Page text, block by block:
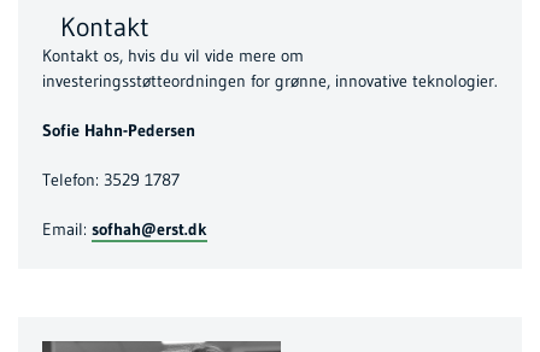
Kontakt
Kontakt os, hvis du vil vide mere om
investeringsstøtteordningen for grønne, innovative teknologier.
Sofie Hahn-Pedersen
Telefon: 3529 1787
Email: sofhah@erst.dk